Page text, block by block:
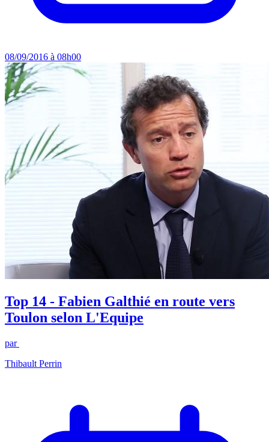
08/09/2016 à 08h00
Top 14 - Fabien Galthié en route vers
Toulon selon L'Equipe
par
Thibault Perrin